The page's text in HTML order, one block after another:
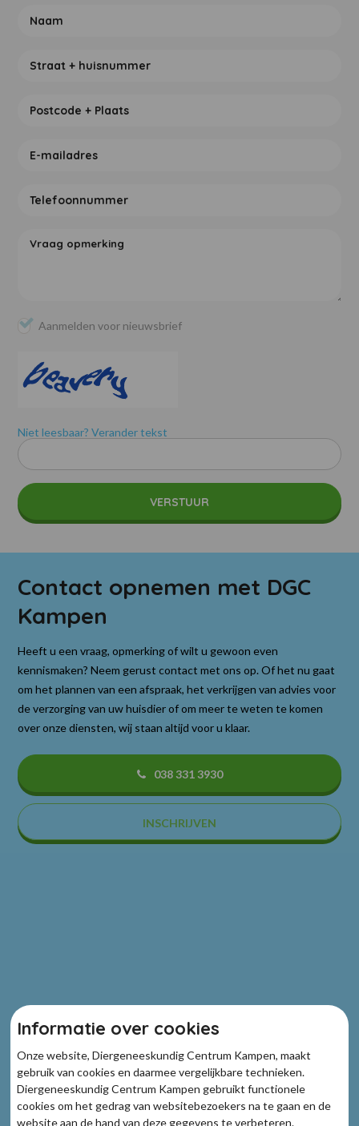
Aanmelden voor nieuwsbrief
Niet leesbaar? Verander tekst
Contact opnemen met DGC
Kampen
Heeft u een vraag, opmerking of wilt u gewoon even
kennismaken? Neem gerust contact met ons op. Of het nu gaat
om het plannen van een afspraak, het verkrijgen van advies voor
de verzorging van uw huisdier of om meer te weten te komen
over onze diensten, wij staan altijd voor u klaar.
038 331 3930
INSCHRIJVEN
Informatie over cookies
Onze website, Diergeneeskundig Centrum Kampen, maakt
gebruik van cookies en daarmee vergelijkbare technieken.
Diergeneeskundig Centrum Kampen gebruikt functionele
cookies om het gedrag van websitebezoekers na te gaan en de
website aan de hand van deze gegevens te verbeteren.